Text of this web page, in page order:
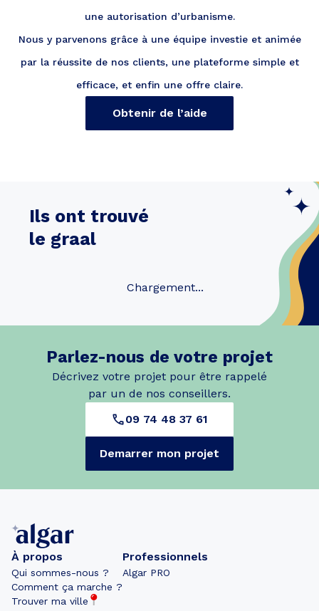
une autorisation d’urbanisme.
Nous y parvenons grâce à une équipe investie et animée
par la réussite de nos clients, une plateforme simple et
efficace, et enfin une offre claire.
Obtenir de l’aide
Ils ont trouvé
le graal
Chargement...
Parlez-nous de votre projet
Décrivez votre projet pour être rappelé
par un de nos conseillers.
09 74 48 37 61
Demarrer mon projet
À propos
Qui sommes-nous ?
Comment ça marche ?
Trouver ma ville
Professionnels
Algar PRO